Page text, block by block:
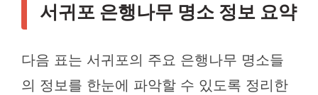
서귀포 은행나무 명소 정보 요약
다음 표는 서귀포의 주요 은행나무 명소들
의 정보를 한눈에 파악할 수 있도록 정리한